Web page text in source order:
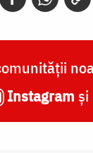
Instagram și